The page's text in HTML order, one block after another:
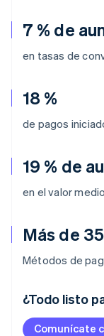
7 % de
en tasas de
18 %
de pagos
19 % de
en el valor
Más de 35
Métodos de
¿Todo listo
Comunícate
Alemania
Deutsch